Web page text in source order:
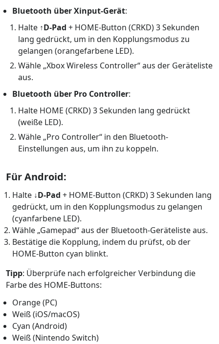
Bluetooth über Xinput-Gerät:
Halte ↑D-Pad + HOME-Button (CRKD) 3 Sekunden
lang gedrückt, um in den Kopplungsmodus zu
gelangen (orangefarbene LED).
Wähle „Xbox Wireless Controller“ aus der Geräteliste
aus.
Bluetooth über Pro Controller:
Halte HOME (CRKD) 3 Sekunden lang gedrückt
(weiße LED).
Wähle „Pro Controller“ in den Bluetooth-
Einstellungen aus, um ihn zu koppeln.
Für Android:
Halte ↓D-Pad + HOME-Button (CRKD) 3 Sekunden lang
gedrückt, um in den Kopplungsmodus zu gelangen
(cyanfarbene LED).
Wähle „Gamepad“ aus der Bluetooth-Geräteliste aus.
Bestätige die Kopplung, indem du prüfst, ob der
HOME-Button cyan blinkt.
Tipp: Überprüfe nach erfolgreicher Verbindung die
Farbe des HOME-Buttons:
Orange (PC)
Weiß (iOS/macOS)
Cyan (Android)
Weiß (Nintendo Switch)